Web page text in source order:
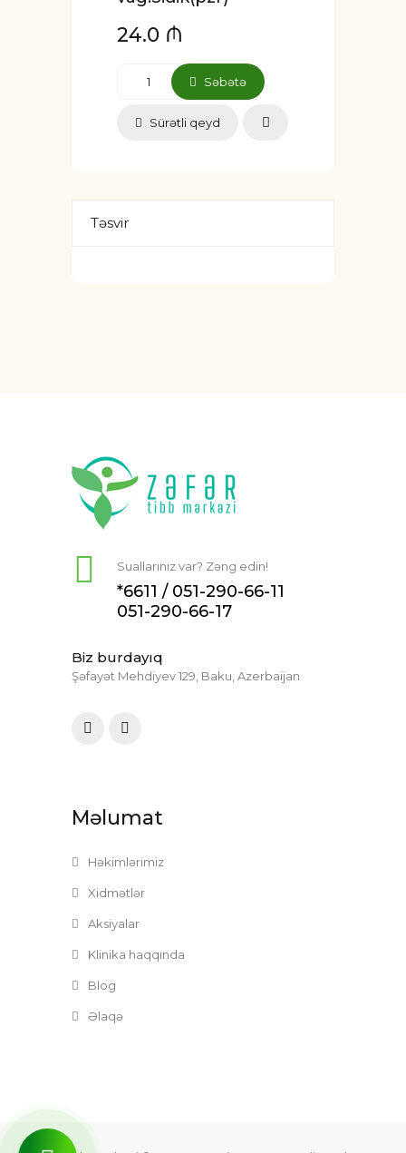
24.0 ₼
Səbətə
Sürətli qeyd
Təsvir
Suallarınız var? Zəng edin!
*6611 / 051-290-66-11
051-290-66-17
Biz burdayıq
Şəfayət Mehdiyev 129, Baku, Azerbaijan
Məlumat
Həkimlərimiz
Xidmətlər
Aksiyalar
Klinika haqqında
Blog
Əlaqə